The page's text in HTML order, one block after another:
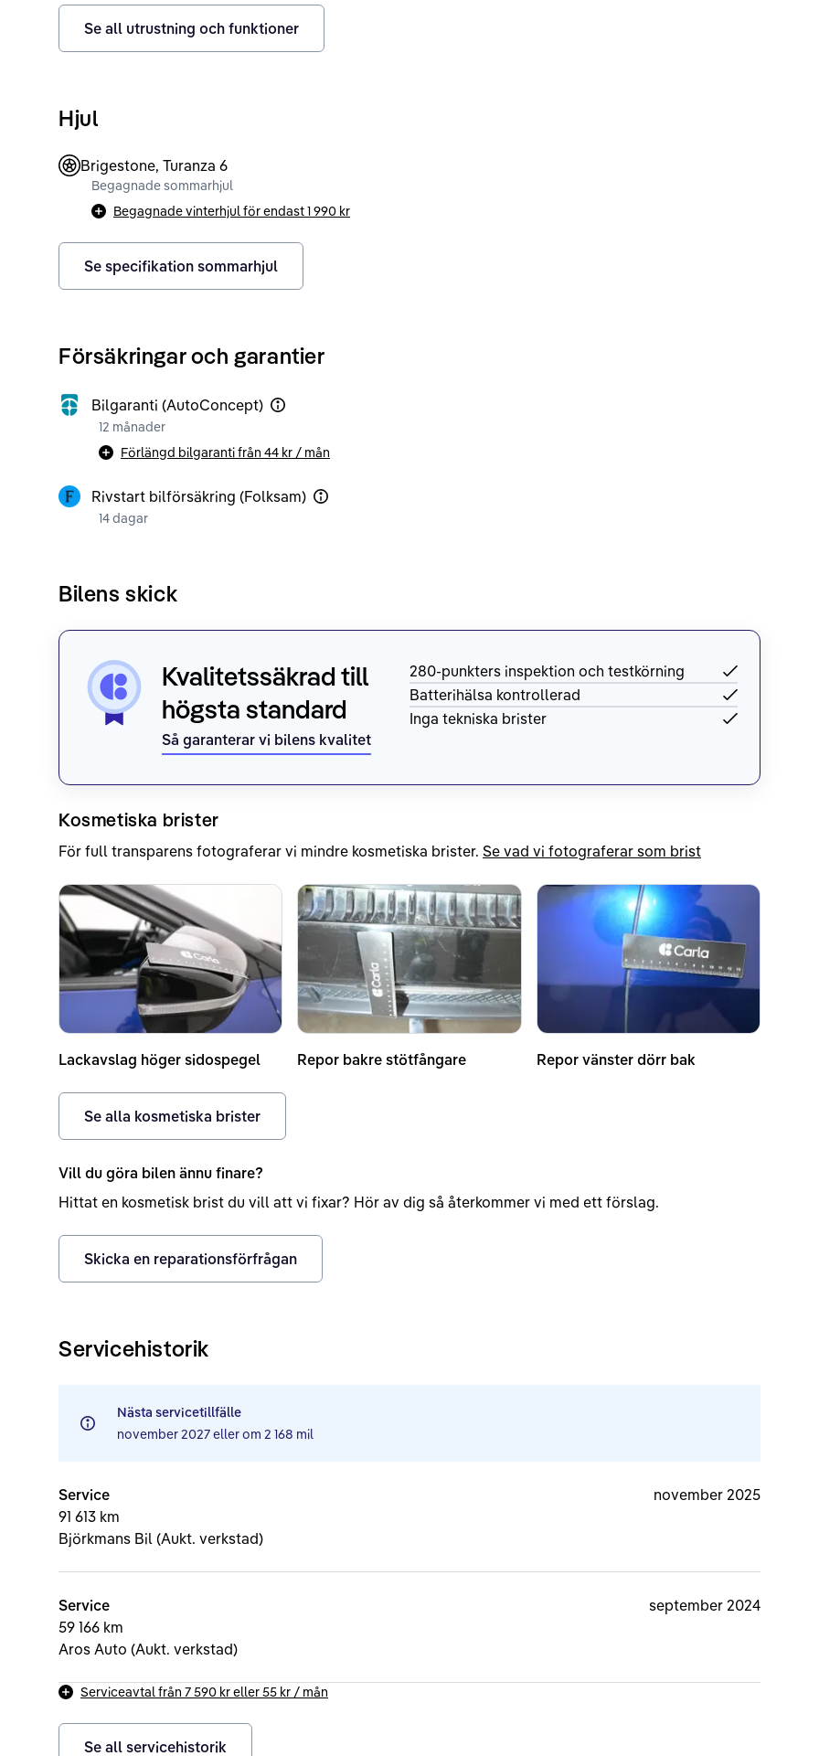
Se all utrustning och funktioner
Hjul
Brigestone, Turanza 6
Begagnade sommarhjul
Begagnade vinterhjul för endast1 990 kr
Se specifikation sommarhjul
Försäkringar och garantier
Bilgaranti (AutoConcept)
12 månader
Förlängd bilgaranti från 44 kr / mån
Rivstart bilförsäkring (Folksam)
14 dagar
Bilens skick
Kvalitetssäkrad till
högsta standard
Så garanterar vi bilens kvalitet
280-punkters inspektion och testkörning
Batterihälsa kontrollerad
Inga tekniska brister
Kosmetiska brister
För full transparens fotograferar vi mindre kosmetiska brister. Se vad vi fotograferar som brist
Lackavslag höger sidospegel Repor bakre stötfångare Repor vänster dörr bak
Se alla kosmetiska brister
Vill du göra bilen ännu finare?
Hittat en kosmetisk brist du vill att vi fixar? Hör av dig så återkommer vi med ett förslag.
Skicka en reparationsförfrågan
Servicehistorik
Nästa servicetillfälle
november 2027eller om 2 168 mil
Service
91 613 km
Björkmans Bil (Aukt. verkstad)
november 2025
Service
59 166 km
Aros Auto (Aukt. verkstad)
september 2024
Serviceavtal från 7 590 kreller55 kr / mån
Se all servicehistorik